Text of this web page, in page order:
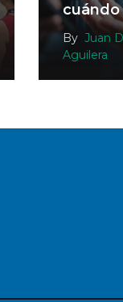
cuándo
By Juan
Aguilera